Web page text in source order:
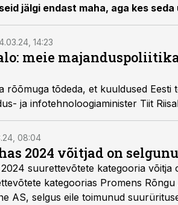
jälgi endast maha, aga kes
olemasoleva partneri näol
Tark tööstus 2024
14:23
meie
rõõmuga tõdeda, et kuuldused
ja infotehnoloogiaminister Tiit
08:04
2024 võitjad on
suurettevõtete kategooria võitja
kategoorias Promens
AS, selgus eile toimunud